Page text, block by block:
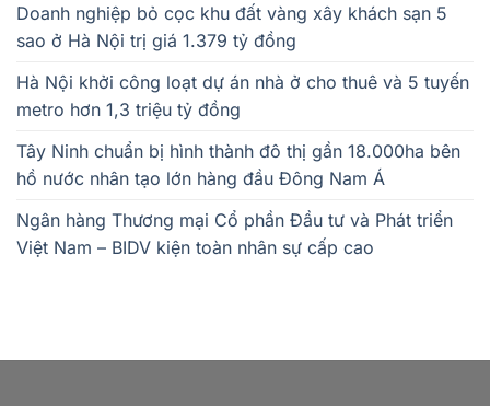
Doanh nghiệp bỏ cọc khu đất vàng xây khách sạn 5
sao ở Hà Nội trị giá 1.379 tỷ đồng
Hà Nội khởi công loạt dự án nhà ở cho thuê và 5 tuyến
metro hơn 1,3 triệu tỷ đồng
Tây Ninh chuẩn bị hình thành đô thị gần 18.000ha bên
hồ nước nhân tạo lớn hàng đầu Đông Nam Á
Ngân hàng Thương mại Cổ phần Đầu tư và Phát triển
Việt Nam – BIDV kiện toàn nhân sự cấp cao